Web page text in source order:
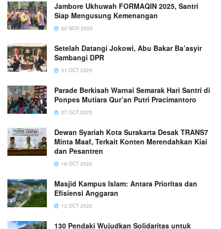
Jambore Ukhuwah FORMAQIN 2025, Santri
Siap Mengusung Kemenangan
20 NOV 2025
Setelah Datangi Jokowi, Abu Bakar Ba’asyir
Sambangi DPR
31 OCT 2025
Parade Berkisah Warnai Semarak Hari Santri di
Ponpes Mutiara Qur’an Putri Pracimantoro
27 OCT 2025
Dewan Syariah Kota Surakarta Desak TRANS7
Minta Maaf, Terkait Konten Merendahkan Kiai
dan Pesantren
16 OCT 2025
Masjid Kampus Islam: Antara Prioritas dan
Efisiensi Anggaran
13 OCT 2025
130 Pendaki Wujudkan Solidaritas untuk